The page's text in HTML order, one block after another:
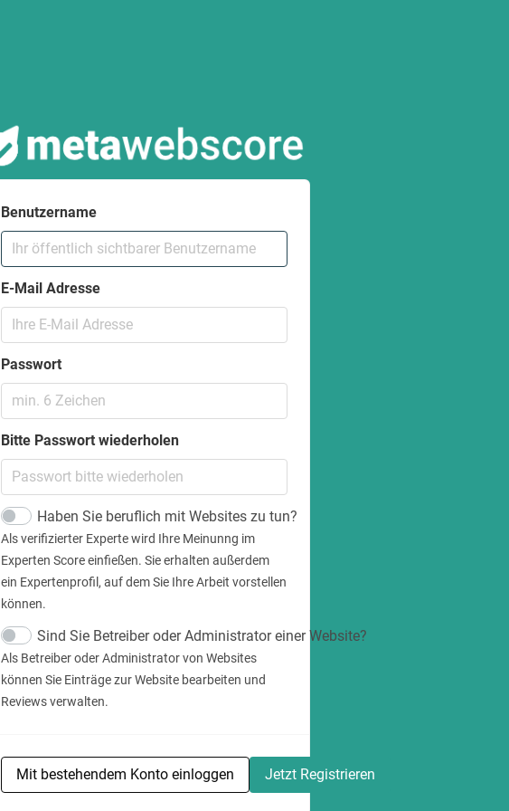
Benutzername
E-Mail Adresse
Passwort
Bitte Passwort wiederholen
Haben Sie beruflich mit Websites zu tun?
Als verifizierter Experte wird Ihre Meinunng im
Experten Score einfießen. Sie erhalten außerdem
ein Expertenprofil, auf dem Sie Ihre Arbeit vorstellen
können.
Sind Sie Betreiber oder Administrator einer Website?
Als Betreiber oder Administrator von Websites
können Sie Einträge zur Website bearbeiten und
Reviews verwalten.
Mit bestehendem Konto einloggen Jetzt Registrieren